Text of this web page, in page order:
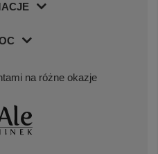
na różne okazje